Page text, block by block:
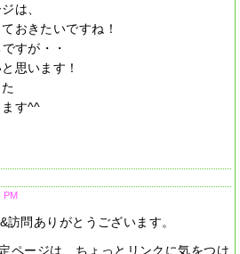
は、
おきたいですね！
すが・・
思います！
す^^
PM
訪問ありがとうございます。
ページは、ちょっとリンクに気をつけ